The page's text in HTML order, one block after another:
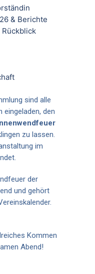
& Berichte
sind alle
eingeladen, den
zu lassen.
im
der
und gehört
Kommen
Abend!